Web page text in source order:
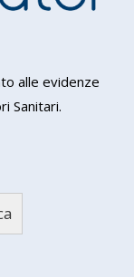
alle evidenze
Sanitari.